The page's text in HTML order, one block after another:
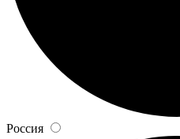
Россия